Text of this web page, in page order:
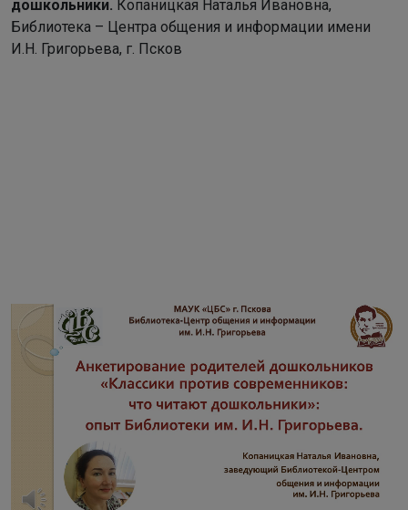
дошкольники. Копаницкая Наталья Ивановна,
Библиотека – Центра общения и информации имени
И.Н. Григорьева, г. Псков